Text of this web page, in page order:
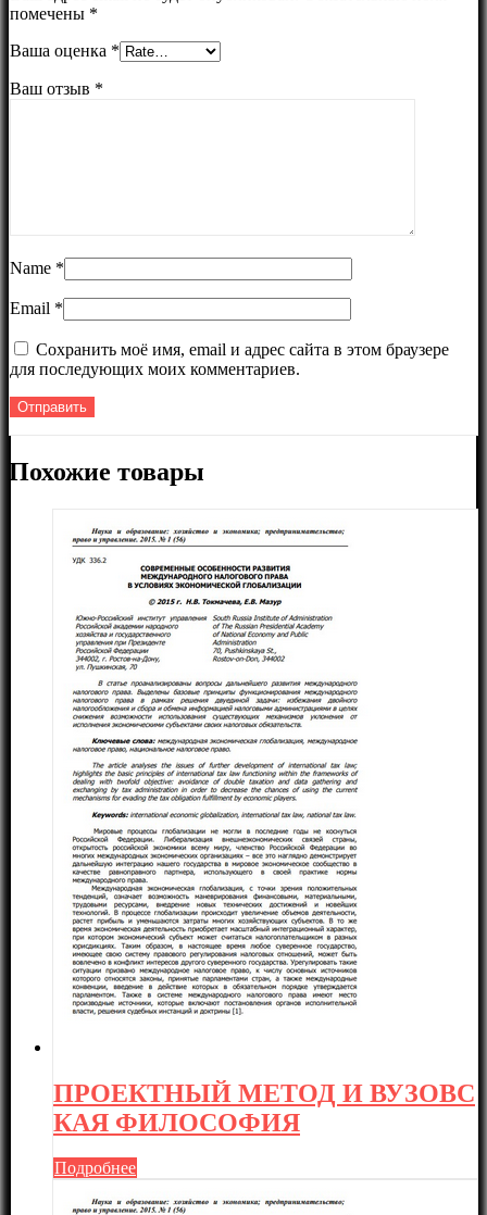
помечены *
Ваша оценка *
Ваш отзыв *
Name *
Email *
Сохранить моё имя, email и адрес сайта в этом браузере
для последующих моих комментариев.
Похожие товары
ПРОЕКТНЫЙ МЕТОД И ВУЗОВС
КАЯ ФИЛОСОФИЯ
Подробнее